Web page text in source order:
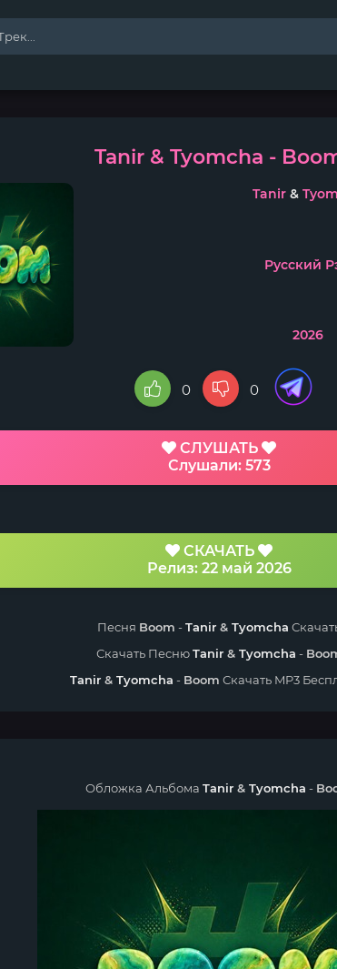
Tanir & Tyomcha -
Tanir&
Русский
2026
0 0
СЛУШАТЬ
Слушали: 573
СКАЧАТЬ
Релиз: 22 май 2026
Песня Boom -Tanir & Tyomcha
Скачать ПеснюTanir& Tyomcha -
Tanir & Tyomcha - Boom Скачать MP3
Обложка Альбома Tanir & Tyomcha -